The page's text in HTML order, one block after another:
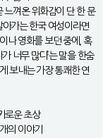
느껴온 위화감이 단 한 문
가는 한국 여성이라면
나 영화를 보던 중에, 혹
너무 많다’는 말을 한숨
보내는 가장 통쾌한 연
로운 초상
의 이야기